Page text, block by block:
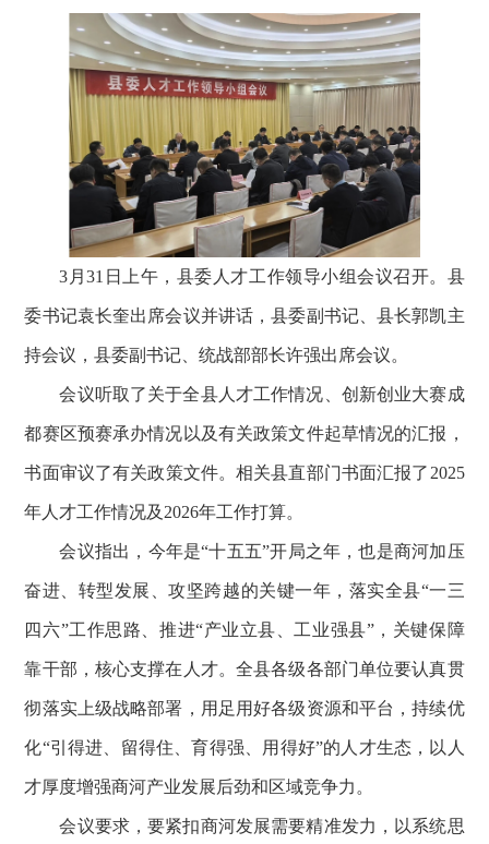
3月31日上午，县委人才工作领导小组会议召开。县
委书记袁长奎出席会议并讲话，县委副书记、县长郭凯主
持会议，县委副书记、统战部部长许强出席会议。
会议听取了关于全县人才工作情况、创新创业大赛成
都赛区预赛承办情况以及有关政策文件起草情况的汇报，
书面审议了有关政策文件。相关县直部门书面汇报了2025
年人才工作情况及2026年工作打算。
会议指出，今年是“十五五”开局之年，也是商河加压
奋进、转型发展、攻坚跨越的关键一年，落实全县“一三
四六”工作思路、推进“产业立县、工业强县”，关键保障
靠干部，核心支撑在人才。全县各级各部门单位要认真贯
彻落实上级战略部署，用足用好各级资源和平台，持续优
化“引得进、留得住、育得强、用得好”的人才生态，以人
才厚度增强商河产业发展后劲和区域竞争力。
会议要求，要紧扣商河发展需要精准发力，以系统思